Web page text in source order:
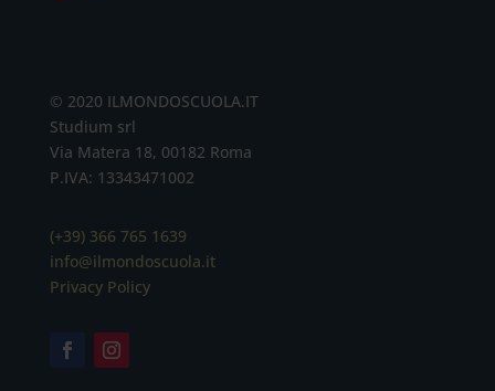
© 2020 ILMONDOSCUOLA.IT
Studium srl
Via Matera 18, 00182 Roma
P.IVA: 13343471002
(+39) 366 765 1639
info@ilmondoscuola.it
Privacy Policy